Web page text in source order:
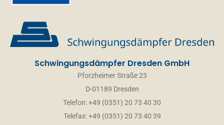
Schwingungsdämpfer Dresden GmbH
Pforzheimer Straße 23
D-01189 Dresden
Telefon: +49 (0351) 20 73 40 30
Telefax: +49 (0351) 20 73 40 39